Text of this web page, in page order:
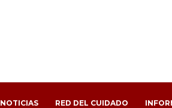
NOTICIAS RED DEL CUIDADO